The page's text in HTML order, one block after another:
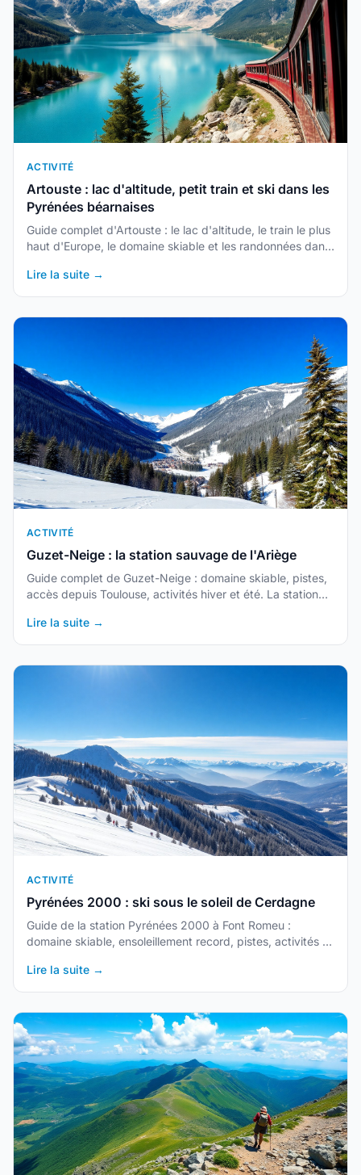
ACTIVITÉ
Artouste : lac d'altitude, petit train et ski dans les
Pyrénées béarnaises
Guide complet d'Artouste : le lac d'altitude, le train le plus
haut d'Europe, le domaine skiable et les randonnées dans
Atlantiques.
Lire la suite →
ACTIVITÉ
Guzet-Neige : la station sauvage de l'Ariège
Guide complet de Guzet-Neige : domaine skiable, pistes,
accès depuis Toulouse, activités hiver et été. La station
Lire la suite →
ACTIVITÉ
Pyrénées 2000 : ski sous le soleil de Cerdagne
Guide de la station Pyrénées 2000 à Font Romeu :
domaine skiable, ensoleillement record, pistes, activités et
françaises.
Lire la suite →